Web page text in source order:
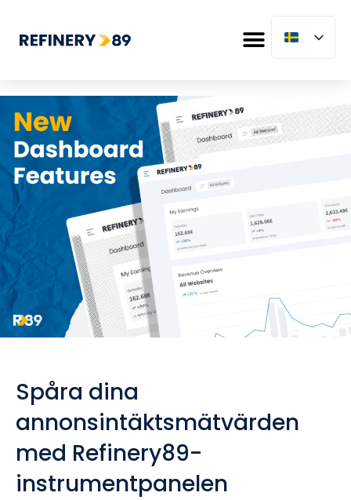
Spåra dina
annonsintäktsmätvärden
med Refinery89-
instrumentpanelen